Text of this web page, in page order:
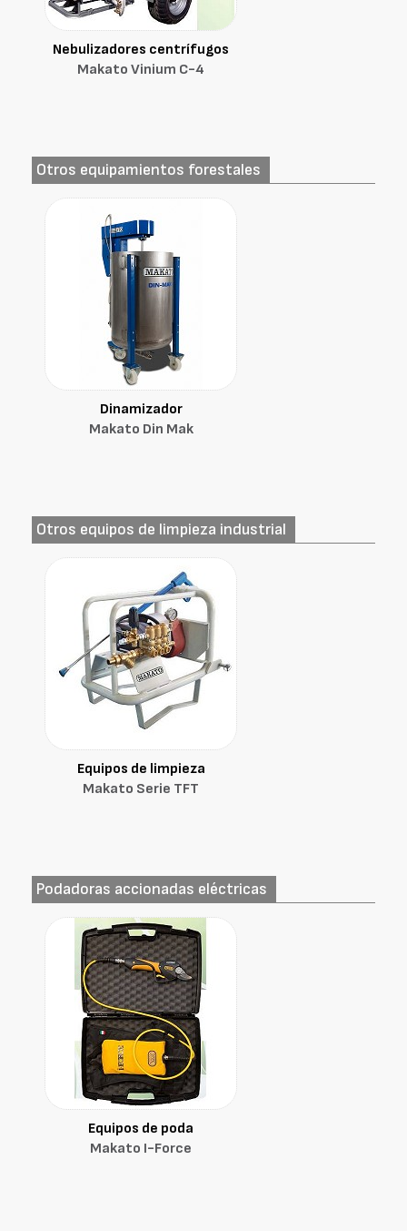
Nebulizadores centrífugos
Makato Vinium C-4
Otros equipamientos forestales
Dinamizador
Makato Din Mak
Otros equipos de limpieza industrial
Equipos de limpieza
Makato Serie TFT
Podadoras accionadas eléctricas
Equipos de poda
Makato I-Force